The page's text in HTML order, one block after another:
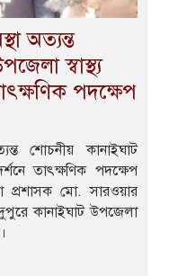
অত্যন্ত
স্বাস্থ্য
পদক্ষেপ
শোচনীয় কানাইঘাট
তাৎক্ষণিক পদক্ষেপ
প্রশাসক মো. সারওয়ার
কানাইঘাট উপজেলা